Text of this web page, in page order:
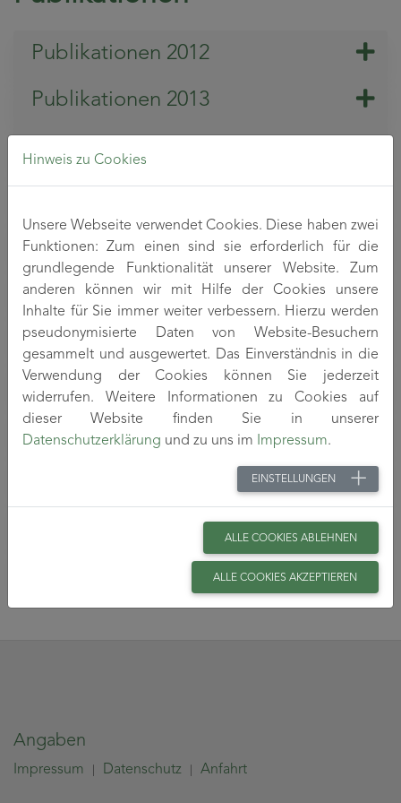
Publikationen 2012
Publikationen 2013
Publikationen 2015
Publikationen 2016
Publikationen 2017
Publikationen 2018
Publikationen 2019
Publikationen 2020
Publikationen 2022
Publikationen 2023
Angaben
Impressum Datenschutz Anfahrt
Hinweis zu Cookies
Unsere Webseite verwendet Cookies. Diese haben zwei
Funktionen: Zum einen sind sie erforderlich für die
grundlegende Funktionalität unserer Website. Zum
anderen können wir mit Hilfe der Cookies unsere
Inhalte für Sie immer weiter verbessern. Hierzu werden
pseudonymisierte Daten von Website-Besuchern
gesammelt und ausgewertet. Das Einverständnis in die
Verwendung der Cookies können Sie jederzeit
widerrufen. Weitere Informationen zu Cookies auf
dieser Website finden Sie in unserer
Datenschutzerklärung und zu uns im Impressum.
EINSTELLUNGEN
ALLE COOKIES ABLEHNEN
ALLE COOKIES AKZEPTIEREN